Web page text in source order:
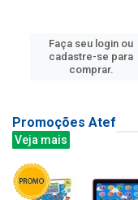
Faça seu login ou
cadastre-se para
comprar.
Promoções Atef
Veja mais